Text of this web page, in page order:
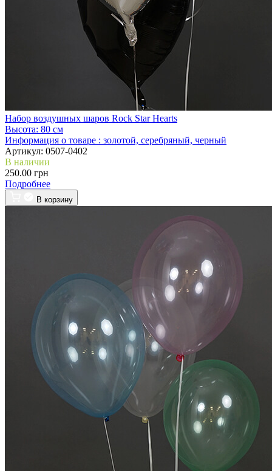
Набор воздушных шаров Rock Star Hearts
Высота: 80 см
Информация о товаре : золотой, серебряный, черный
Артикул: 0507-0402
В наличии
250.00 грн
Подробнее
В корзину